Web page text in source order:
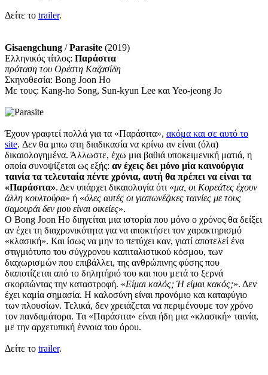
Δείτε το trailer.
Gisaengchung /Parasite (2019)
Ελληνικός τίτλος: Παράσιτα
πρόταση του Ορέστη Καζασίδη
Σκηνοθεσία: Bong Joon Ho
Με τους: Kang-ho Song, Sun-kyun Lee και Yeo-jeong Jo
Έχουν γραφτεί πολλά για τα «Παράσιτα», ακόμα και σε αυτό το
site. Δεν θα μπω στη διαδικασία να κρίνω αν είναι (όλα)
δικαιολογημένα. Άλλωστε, έχω μια βαθιά υποκειμενική ματιά, η
οποία συνοψίζεται ως εξής: αν έχεις δει μόνο μία καινούργια
ταινία τα τελευταία πέντε χρόνια, αυτή θα πρέπει να είναι τα
«Παράσιτα». Δεν υπάρχει δικαιολογία ότι «μα, οι Κορεάτες έχουν
άλλη κουλτούρα» ή «όλες αυτές οι γιαπωνέζικες ταινίες με τους
σαμουράι δεν μου είναι οικείες».
Ο Bong Joon Ho διηγείται μια ιστορία που μόνο ο χρόνος θα δείξει
αν έχει τη διαχρονικότητα για να αποκτήσει τον χαρακτηρισμό
«κλασική». Και ίσως να μην το πετύχει καν, γιατί αποτελεί ένα
στιγμιότυπο του σύγχρονου καπιταλιστικού κόσμου, των
διαχωρισμών που επιβάλλει, της ανθρώπινης φύσης που
διαποτίζεται από το δηλητήριό του και που μετά το ξερνά
σκορπώντας την καταστροφή. «Είμαι καλός; Ή είμαι κακός;». Δεν
έχει καμία σημασία. Η καλοσύνη είναι προνόμιο και καταφύγιο
των πλουσίων. Τελικά, δεν χρειάζεται να περιμένουμε τον χρόνο
τον πανδαμάτορα. Τα «Παράσιτα» είναι ήδη μια «κλασική» ταινία,
με την αρχετυπική έννοια του όρου.
Δείτε το trailer.